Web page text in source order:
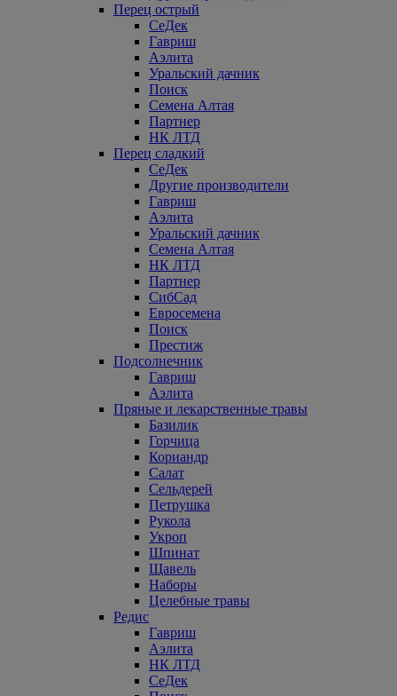
Перец острый
СеДек
Гавриш
Аэлита
Уральский дачник
Поиск
Семена Алтая
Партнер
НК ЛТД
Перец сладкий
СеДек
Другие производители
Гавриш
Аэлита
Уральский дачник
Семена Алтая
НК ЛТД
Партнер
СибСад
Евросемена
Поиск
Престиж
Подсолнечник
Гавриш
Аэлита
Пряные и лекарственные травы
Базилик
Горчица
Кориандр
Салат
Сельдерей
Петрушка
Рукола
Укроп
Шпинат
Щавель
Наборы
Целебные травы
Редис
Гавриш
Аэлита
НК ЛТД
СеДек